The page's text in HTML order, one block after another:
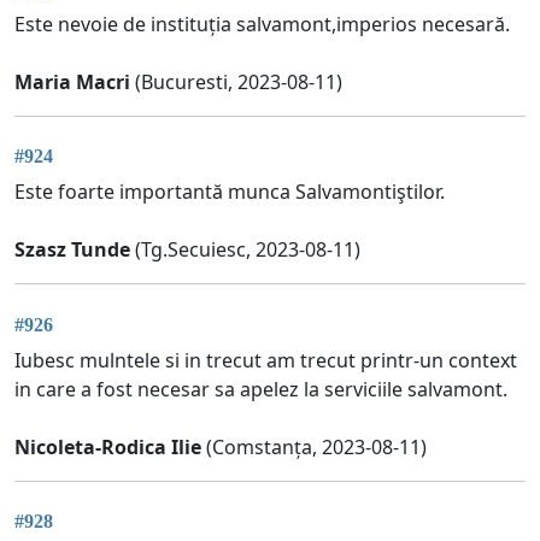
Este nevoie de instituția salvamont,imperios necesară.
Maria Macri (Bucuresti, 2023-08-11)
#924
Este foarte importantă munca Salvamontiştilor.
Szasz Tunde(Tg.Secuiesc, 2023-08-11)
#926
Iubesc mulntele si in trecut am trecut printr-un context
in care a fost necesar sa apelez la serviciile salvamont.
Nicoleta-Rodica Ilie(Comstanța, 2023-08-11)
#928